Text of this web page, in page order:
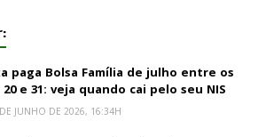
paga Bolsa Família de julho entre os
20 e 31: veja quando cai pelo seu NIS
JUNHO DE 2026, 16:34H